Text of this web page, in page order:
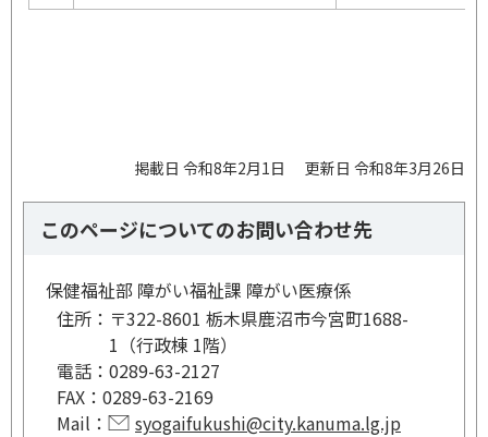
掲載日 令和8年2月1日 更新日 令和8年3月26日
このページについてのお問い合わせ先
保健福祉部 障がい福祉課 障がい医療係
住所： 〒322-8601 栃木県鹿沼市今宮町1688-
1（行政棟 1階）
電話： 0289-63-2127
FAX： 0289-63-2169
Mail：
syogaifukushi@city.kanuma.lg.jp